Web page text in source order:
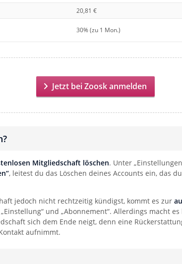
20,81 €
30% (zu 1 Mon.)
Jetzt bei Zoosk anmelden
Mitgliedschaft löschen. Unter
, leitest du das Löschen deines Accounts ein, das
jedoch nicht rechtzeitig kündigst, kommt es zur
und „Abonnement“. Allerdings macht
sich dem Ende neigt, denn eine
aufnimmt.